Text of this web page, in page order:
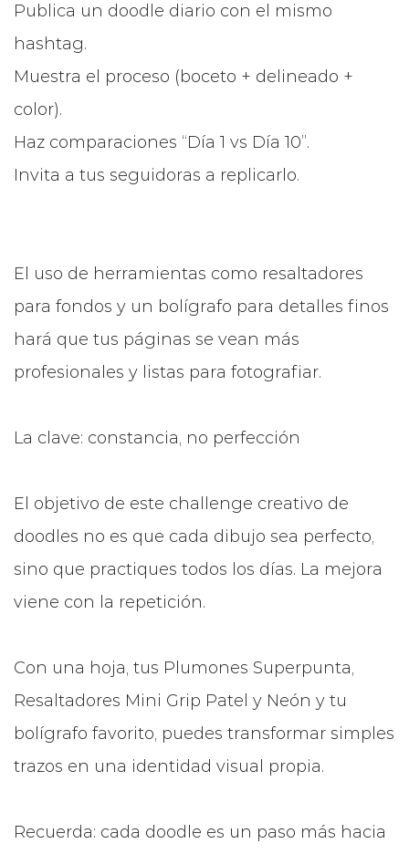
Publica un doodle diario con el mismo
hashtag.
Muestra el proceso (boceto + delineado +
color).
Haz comparaciones “Día 1 vs Día 10”.
Invita a tus seguidoras a replicarlo.
El uso de herramientas como resaltadores
para fondos y un bolígrafo para detalles finos
hará que tus páginas se vean más
profesionales y listas para fotografiar.
La clave: constancia, no perfección
El objetivo de este challenge creativo de
doodles no es que cada dibujo sea perfecto,
sino que practiques todos los días. La mejora
viene con la repetición.
Con una hoja, tus Plumones Superpunta,
Resaltadores Mini Grip Patel y Neón y tu
bolígrafo favorito, puedes transformar simples
trazos en una identidad visual propia.
Recuerda: cada doodle es un paso más hacia